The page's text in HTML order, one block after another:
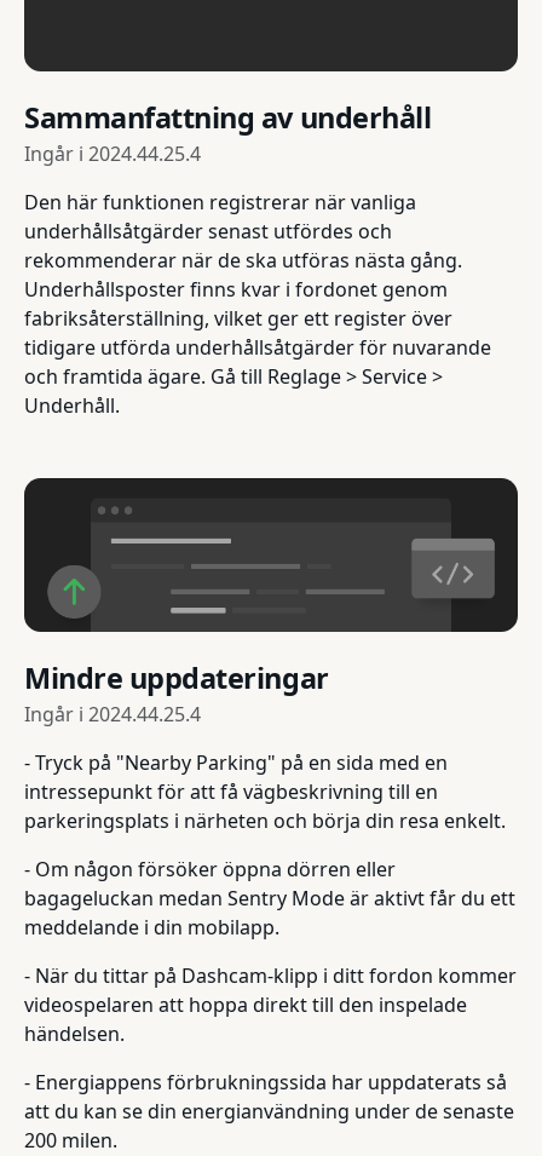
Sammanfattning av underhåll
Ingår i 2024.44.25.4
Den här funktionen registrerar när vanliga
underhållsåtgärder senast utfördes och
rekommenderar när de ska utföras nästa gång.
Underhållsposter finns kvar i fordonet genom
fabriksåterställning, vilket ger ett register över
tidigare utförda underhållsåtgärder för nuvarande
och framtida ägare. Gå till Reglage > Service >
Underhåll.
Mindre uppdateringar
Ingår i 2024.44.25.4
- Tryck på "Nearby Parking" på en sida med en
intressepunkt för att få vägbeskrivning till en
parkeringsplats i närheten och börja din resa enkelt.
- Om någon försöker öppna dörren eller
bagageluckan medan Sentry Mode är aktivt får du ett
meddelande i din mobilapp.
- När du tittar på Dashcam-klipp i ditt fordon kommer
videospelaren att hoppa direkt till den inspelade
händelsen.
- Energiappens förbrukningssida har uppdaterats så
att du kan se din energianvändning under de senaste
200 milen.